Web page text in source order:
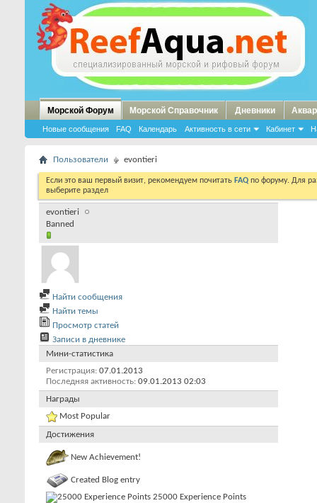
Морской Форум
Новые сообщения FAQ Календарь Активность в сети Кабинет
Морской Справочник Дневники
Пользователи evontieri
Если это ваш первый визит, рекомендуем почитать FAQ по форуму. Для
выберите раздел
evontieri
Banned
Найти сообщения
Найти темы
Просмотр статей
Записи в дневнике
Мини-статистика
Регистрация 07.01.2013
Последняя активность 09.01.2013 02:03
Награды
Most Popular
Достижения
New Achievement!
Created Blog entry
25000 Experience Points